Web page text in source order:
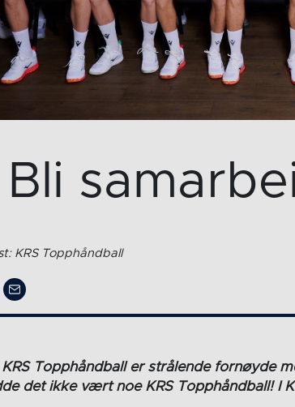
Bli
KRS Topphåndball
KRS Topphåndball er strålende fornøyde
det ikke vært noe KRS Topphåndball! I